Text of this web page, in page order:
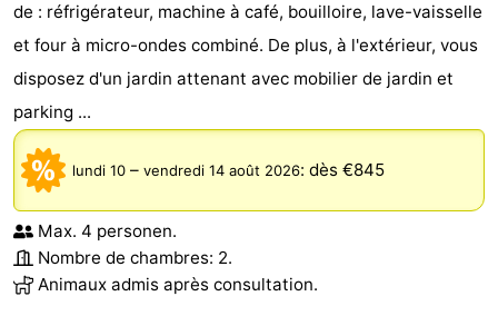
de : réfrigérateur, machine à café, bouilloire, lave-vaisselle
et four à micro-ondes combiné. De plus, à l'extérieur, vous
disposez d'un jardin attenant avec mobilier de jardin et
parking ...
lundi 10 – vendredi 14 août 2026: dès €845
Max. 4 personen.
Nombre de chambres: 2.
Animaux admis après consultation.